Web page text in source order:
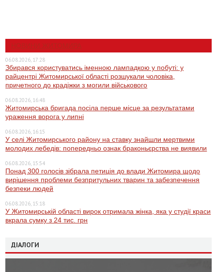
НОВИНИ ЖИТОМИРА
06.08.2026, 17:28
Збирався користуватись іменною лампадкою у побуті: у
райцентрі Житомирської області розшукали чоловіка,
причетного до крадіжки з могили військового
06.08.2026, 16:48
Житомирська бригада посіла перше місце за результатами
ураження ворога у липні
06.08.2026, 16:15
У селі Житомирського району на ставку знайшли мертвими
молодих лебедів: попередньо ознак браконьєрства не виявили
06.08.2026, 15:54
Понад 300 голосів зібрала петиція до влади Житомира щодо
вирішення проблеми безпритульних тварин та забезпечення
безпеки людей
06.08.2026, 15:18
У Житомирській області вирок отримала жінка, яка у студії краси
вкрала сумку з 24 тис. грн
ДІАЛОГИ